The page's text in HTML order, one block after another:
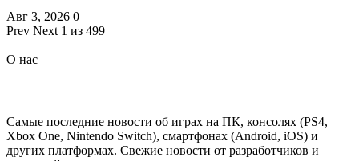
Авг 3, 2026 0
Prev Next 1 из 499
О нас
Самые последние новости об играх на ПК, консолях (PS4,
Xbox One, Nintendo Switch), смартфонах (Android, iOS) и
других платформах. Свежие новости от разработчиков и